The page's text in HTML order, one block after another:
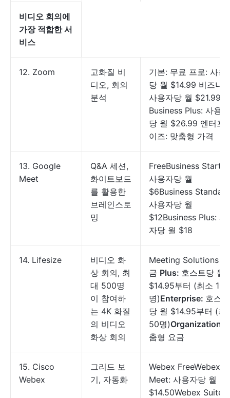
비디오 회의에
가장 적합한 서
비스
12. Zoom
고화질 비
디오, 회의
분석
기본: 무료 프로: 사용
당 월 $14.99 비즈니
사용자당 월 $21.99
Business Plus: 사용자
당 월 $26.99 엔터프
이즈: 맞춤형 가격
13. Google
Meet
Q&A 세션,
화이트보드
를 활용한
브레인스토
밍
FreeBusiness
사용자당 월
$6Business
사용자당 월
$12Business Plus: 사
자당 월 $18
14. Lifesize
비디오 화
상 회의, 최
대 500명
이 참여하
는 4K 화질
의 비디오
화상 회의
Meeting Solutions 요
금 Plus: 호스트당 월
$14.95부터 (최소 10
명)Enterprise: 호스트
당 월 $14.95부터 (최
50명)Organization:
춤형 요금
15. Cisco
Webex
그리드 보
기, 자동화
Webex FreeWebex
Meet: 사용자당 월
$14.50Webex Suite: